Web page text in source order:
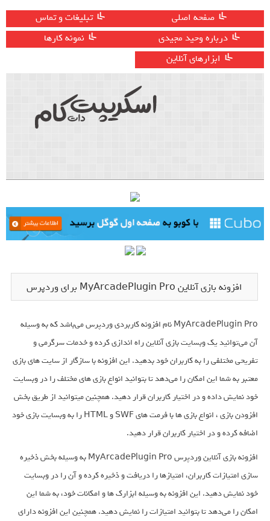
صفحه اصلی
تبلیغات و تماس
درباره وحید مجیدی
نمونه کارها
ابزارهای آنلاین
افزونه بازی آنلاین MyArcadePlugin Pro برای وردپرس
MyArcadePlugin Pro نام افزونه کاربردی وردپرس می‌باشد که به وسیله
آن می‌توانید یک وبسایت بازی آنلاین راه اندازی کرده و خدمات سرگرمی و
تفریحی مختلفی را به کاربران خود بدهید. این افزونه با سازگار از سایت های بازی
معتبر به شما این امکان را می‌دهد تا بتوانید انواع بازی های مختلف را در وبسایت
خود نمایش داده و در اختیار کاربران قرار دهید. همچنین میتوانید از طریق بخش
افزودن بازی ، انواع بازی ها با فرمت های SWF و HTML را به وبسایت بازی خود
اضافه کرده و در اختیار کاربران قرار دهید.
افزونه بازی آنلاین وردپرس MyArcadePlugin Pro به وسیله بخش ذخیره
سازی امتیازات کاربران، امتیازها را دریافت و ذخیره کرده و آن را در وبسایت
خود نمایش دهید. این افزونه به وسیله ابزارک ها و امکانات خود، به شما این
امکان را می‌دهد تا بتوانید امتیازات را نمایش دهید. همچنین این افزونه دارای